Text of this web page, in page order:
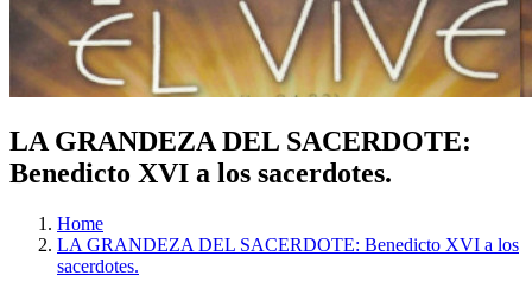
LA GRANDEZA DEL SACERDOTE:
Benedicto XVI a los sacerdotes.
Home
LA GRANDEZA DEL SACERDOTE: Benedicto XVI a los
sacerdotes.